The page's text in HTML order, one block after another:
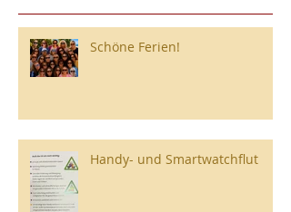
Schöne Ferien!
Handy- und Smartwatchflut